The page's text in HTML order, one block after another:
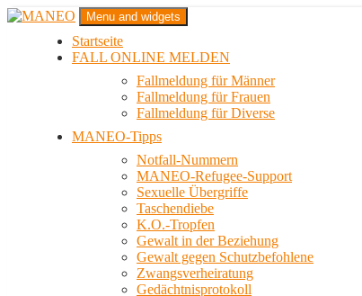
Zum
MANEO
Das schwule Anti-Gewalt-Projekt in Berlin
Menu and widgets
Startseite
FALL ONLINE MELDEN
Fallmeldung für Männer
Fallmeldung für Frauen
Fallmeldung für Diverse
MANEO-Tipps
Notfall-Nummern
MANEO-Refugee-Support
Sexuelle Übergriffe
Taschendiebe
K.O.-Tropfen
Gewalt in der Beziehung
Gewalt gegen Schutzbefohlene
Zwangsverheiratung
Gedächtnisprotokoll